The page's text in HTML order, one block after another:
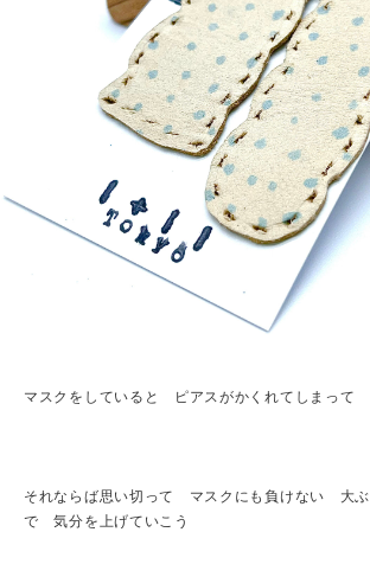
マスクをしていると ピアスがかくれてしまって
それならば思い切って マスクにも負けない 大
で 気分を上げていこう